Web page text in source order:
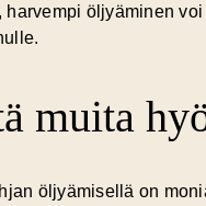
harvempi öljyäminen
muita
öljyämisellä on